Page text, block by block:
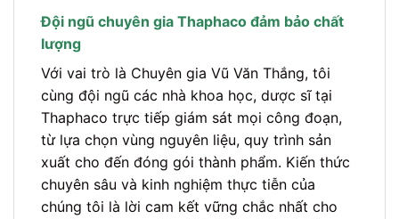
Đội ngũ chuyên gia Thaphaco đảm bảo chất
lượng
Với vai trò là Chuyên gia Vũ Văn Thắng, tôi
cùng đội ngũ các nhà khoa học, dược sĩ tại
Thaphaco trực tiếp giám sát mọi công đoạn,
từ lựa chọn vùng nguyên liệu, quy trình sản
xuất cho đến đóng gói thành phẩm. Kiến thức
chuyên sâu và kinh nghiệm thực tiễn của
chúng tôi là lời cam kết vững chắc nhất cho